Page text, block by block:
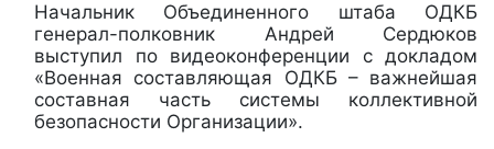
Начальник Объединенного штаба ОДКБ
генерал-полковник Андрей Сердюков
выступил по видеоконференции с докладом
«Военная составляющая ОДКБ – важнейшая
составная часть системы коллективной
безопасности Организации».